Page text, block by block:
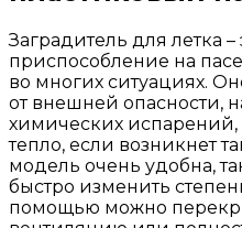
Заградитель для летка
приспособление на
во многих ситуациях.
от внешней опасности,
химических испарений,
тепло, если возникнет
модель очень удобна,
быстро изменить
помощью можно